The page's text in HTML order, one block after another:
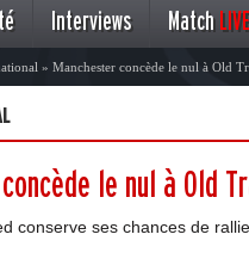
Interviews Match LIVE
» Manchester concède le nul à Old
le nul à Old
conserve ses chances de